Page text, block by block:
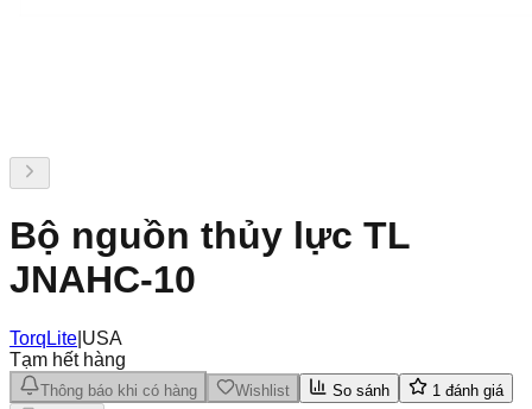
Bộ nguồn thủy lực TL
JNAHC-10
TorqLite USA
Tạm hết hàng
Thông báo khi có hàng Wishlist So sánh 1 đánh giá